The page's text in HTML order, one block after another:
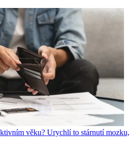
věku? Urychlí to stárnutí mozku,